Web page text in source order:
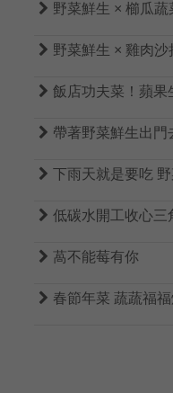
 野菜鮮生 × 櫛瓜蔬
 野菜鮮生 × 雞肉沙
 飯店功夫菜！蘋果
 帶著野菜鮮生出門
 下雨天就是要吃
 低碳水開工收心三
 萵不能莓有你
 春節年菜 蔬蔬福